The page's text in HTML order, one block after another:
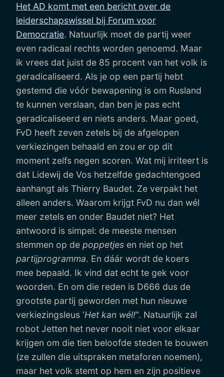
Het AD komt met een bericht over de
leiderschapswissel bij Forum voor
Democratie. Natuurlijk moet de partij weer
even radicaal rechts worden genoemd. Maar
ik vrees dat juist de 85 procent van het volk is
geradicaliseerd. Als je op een partij hebt
gestemd die vóór bewapening is om Rusland
te kunnen verslaan, dan ben je pas echt
geradicaliseerd en niets anders. Maar goed,
FvD heeft zeven zetels bij de afgelopen
verkiezingen behaald en zou er op dit
moment zelfs negen scoren. Wat mij irriteert is
dat Lidewij de Vos hetzelfde gedachtengoed
aanhangt als Thierry Baudet. Ze verpakt het
alleen anders. Waarom krijgt FvD nu dan wél
meer zetels en onder Baudet niet? Het
antwoord is simpel: de meeste mensen
stemmen op de poppetjes en niet op het
partijprogramma. En dáár wordt de koers
mee bepaald. Ik vind dat echt te gek voor
woorden. En om die reden is D666 dus de
grootste partij geworden met hun nieuwe
verkiezingsleus ‘Het kan wél!“. Natuurlijk zal
robot Jetten het never nooit niet voor elkaar
krijgen om die tien beloofde steden te bouwen
(ze zullen die uitspraken metaforen noemen),
maar het volk stemt op hem en zijn positieve